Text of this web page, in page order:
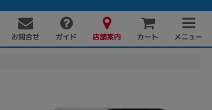
お問合せ ガイド 店舗案内 カート メニュー